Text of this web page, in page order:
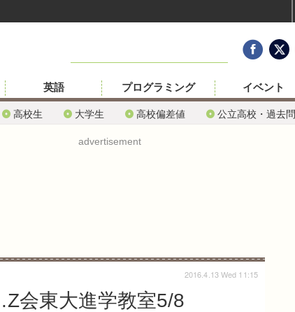
高校生 大学生 高校偏差値 公立高校・過去問
英語 プログラミング イベント
advertisement
会東大進学教室5/8
2016.4.13 Wed 11:15